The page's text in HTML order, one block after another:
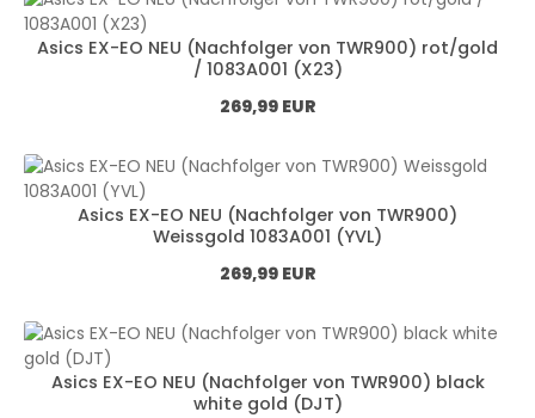
Asics EX-EO NEU (Nachfolger von TWR900) rot/gold
/ 1083A001 (X23)
Normál ár:
269,99 EUR
Asics EX-EO NEU (Nachfolger von TWR900)
Weissgold 1083A001 (YVL)
Normál ár:
269,99 EUR
Asics EX-EO NEU (Nachfolger von TWR900) black
white gold (DJT)